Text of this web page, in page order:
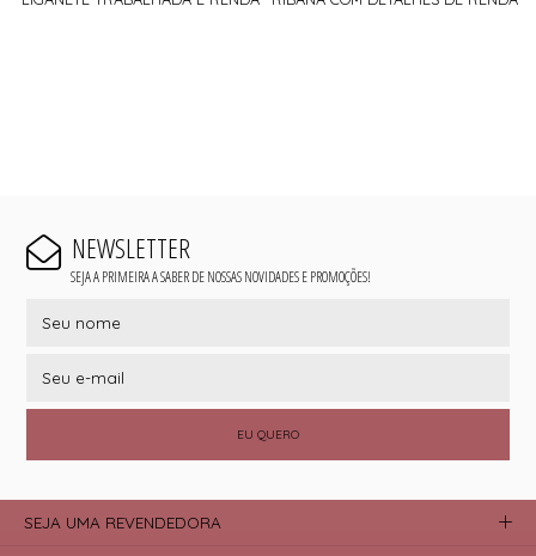
NEWSLETTER
SEJA A PRIMEIRA A SABER DE NOSSAS NOVIDADES E PROMOÇÕES!
EU QUERO
SEJA UMA REVENDEDORA